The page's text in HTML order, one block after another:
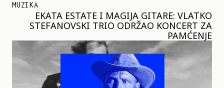
MUZIKA
EKATA ESTATE I MAGIJA GITARE: VLATKO
STEFANOVSKI TRIO ODRŽAO KONCERT ZA
PAMĆENJE